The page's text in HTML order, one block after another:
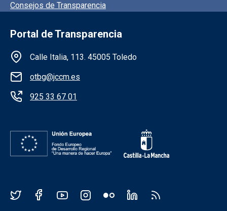
Consejos de Transparencia
Portal de Transparencia
Información de la institución
Calle Italia, 113. 45005 Toledo
otbg@jccm.es
925 33 67 01
Redes sociales JCCM